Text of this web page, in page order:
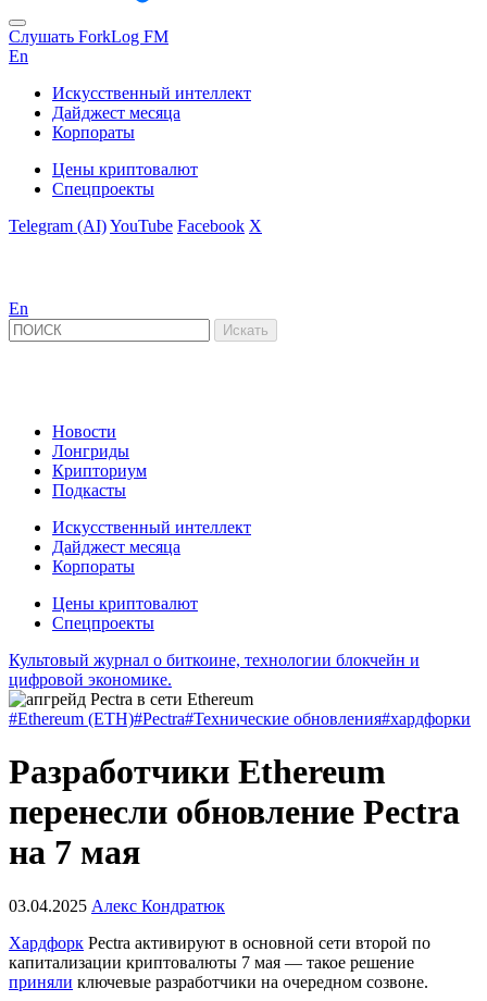
Слушать ForkLog FM
En
Искусственный интеллект
Дайджест месяца
Корпораты
Цены криптовалют
Спецпроекты
Telegram (AI)YouTube Facebook X
En
Новости
Лонгриды
Крипториум
Подкасты
Искусственный интеллект
Дайджест месяца
Корпораты
Цены криптовалют
Спецпроекты
Культовый журнал о биткоине, технологии блокчейн и
цифровой экономике.
#Ethereum (ETH)#Pectra#Технические обновления#хардфорки
Разработчики Ethereum
перенесли обновление Pectra
на 7 мая
03.04.2025 Алекс Кондратюк
Хардфорк Pectra активируют в основной сети второй по
капитализации криптовалюты 7 мая — такое решение
приняли ключевые разработчики на очередном созвоне.